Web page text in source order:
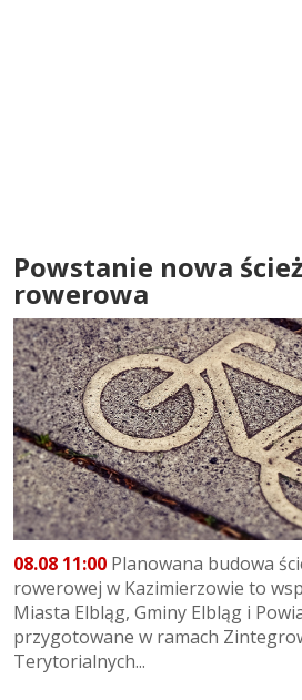
Powstanie nowa
rowerowa
08.08 11:00 Planowana budowa
rowerowej w Kazimierzowie to
Miasta Elbląg, Gminy Elbląg i
przygotowane w ramach
Terytorialnych...